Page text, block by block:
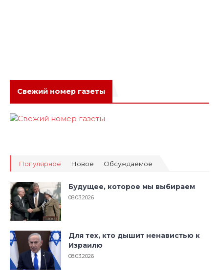
Свежий номер газеты
Популярное Новое Обсуждаемое
Будущее, которое мы выбираем
08.03.2026
Для тех, кто дышит ненавистью к
Израилю
08.03.2026